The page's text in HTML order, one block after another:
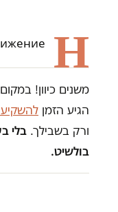
Н
משנים כיוון!
הגיע הזמן
ורק בשבילך. בלי
בולשיט.